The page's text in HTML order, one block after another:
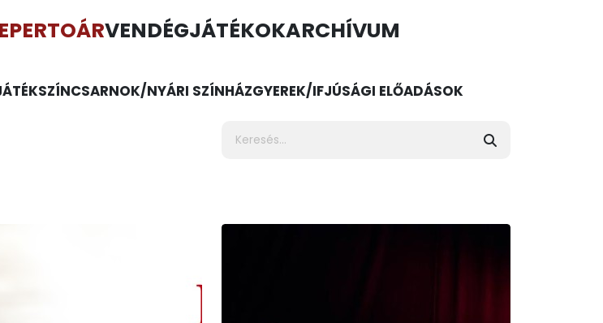
VENDÉGJÁTÉKOKARCHÍVUM
CSARNOK/NYÁRI SZÍNHÁZGYEREK/IFJÚSÁGI ELŐADÁSOK